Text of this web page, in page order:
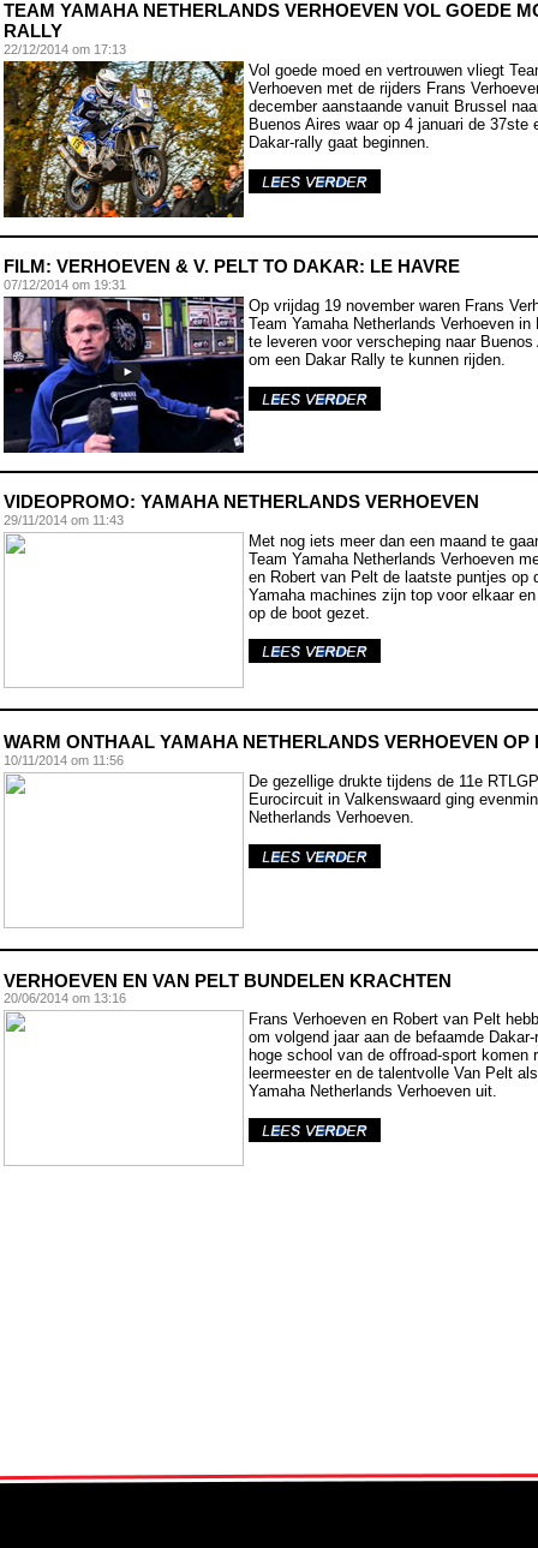
TEAM YAMAHA NETHERLANDS VERHOEVEN VOL GOEDE
RALLY
22/12/2014 om 17:13
Vol goede moed en vertrouwen vliegt
Verhoeven met de rijders Frans
december aanstaande vanuit Brussel
Buenos Aires waar op 4 januari de 37ste
Dakar-rally gaat beginnen.
FILM: VERHOEVEN & V. PELT TO DAKAR: LE HAVRE
07/12/2014 om 19:31
Op vrijdag 19 november waren Frans
Team Yamaha Netherlands Verhoeven
te leveren voor verscheping naar
om een Dakar Rally te kunnen rijden.
VIDEOPROMO: YAMAHA NETHERLANDS VERHOEVEN
29/11/2014 om 11:43
Met nog iets meer dan een maand te
Team Yamaha Netherlands Verhoeven
en Robert van Pelt de laatste puntjes op
Yamaha machines zijn top voor elkaar
op de boot gezet.
WARM ONTHAAL YAMAHA NETHERLANDS VERHOEVEN
10/11/2014 om 11:56
De gezellige drukte tijdens de 11e
Eurocircuit in Valkenswaard ging
Netherlands Verhoeven.
VERHOEVEN EN VAN PELT BUNDELEN KRACHTEN
20/06/2014 om 13:16
Frans Verhoeven en Robert van Pelt
om volgend jaar aan de befaamde
hoge school van de offroad-sport komen
leermeester en de talentvolle Van Pelt
Yamaha Netherlands Verhoeven uit.